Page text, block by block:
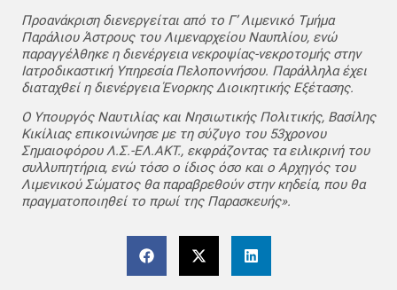
Προανάκριση διενεργείται από το Γ’ Λιμενικό Τμήμα
Παράλιου Άστρους του Λιμεναρχείου Ναυπλίου, ενώ
παραγγέλθηκε η διενέργεια νεκροψίας-νεκροτομής στην
Ιατροδικαστική Υπηρεσία Πελοποννήσου. Παράλληλα έχει
διαταχθεί η διενέργεια Ένορκης Διοικητικής Εξέτασης.
Ο Υπουργός Ναυτιλίας και Νησιωτικής Πολιτικής, Βασίλης
Κικίλιας επικοινώνησε με τη σύζυγο του 53χρονου
Σημαιοφόρου Λ.Σ.-ΕΛ.ΑΚΤ., εκφράζοντας τα ειλικρινή του
συλλυπητήρια, ενώ τόσο ο ίδιος όσο και ο Αρχηγός του
Λιμενικού Σώματος θα παραβρεθούν στην κηδεία, που θα
πραγματοποιηθεί το πρωί της Παρασκευής».